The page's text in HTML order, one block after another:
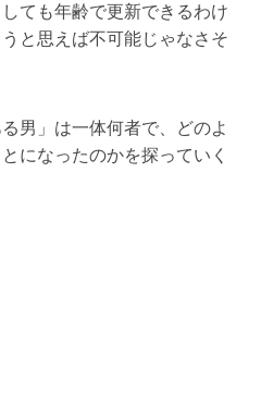
ても年齢で更新できるわけ
と思えば不可能じゃなさそ
男」は一体何者で、どのよ
になったのかを探っていく